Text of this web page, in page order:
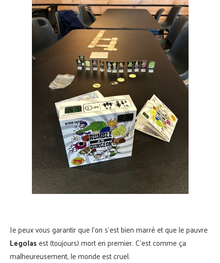
Je peux vous garantir que l’on s’est bien marré et que le pauvre
Legolasest (toujours) mort en premier. C’est comme ça
malheureusement, le monde est cruel.